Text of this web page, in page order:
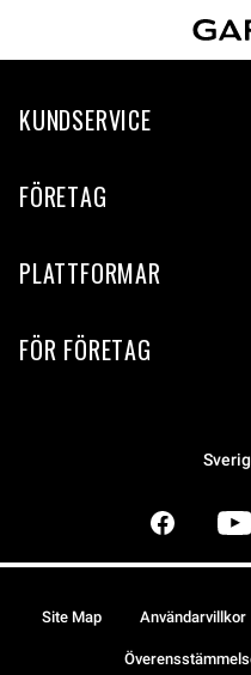
KUNDSERVICE
FÖRETAG
PLATTFORMAR
FÖR FÖRETAG
Site Map Användarvillkor